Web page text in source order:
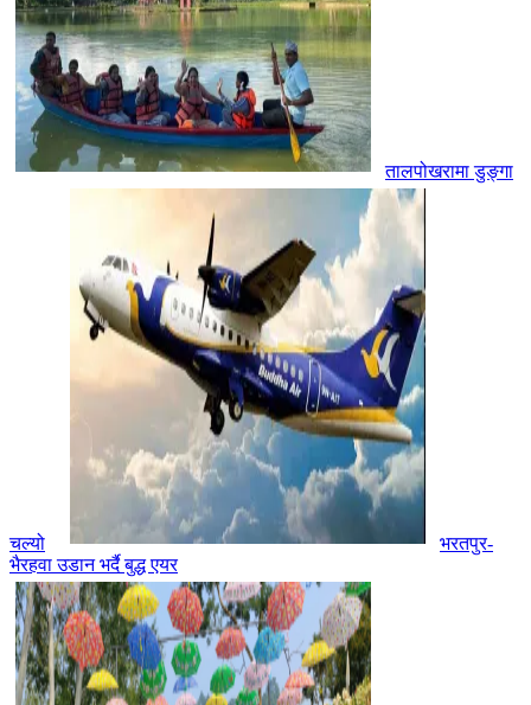
तालपोखरामा डुङ्गा
चल्यो
भरतपुर-
भैरहवा उडान भर्दै बुद्ध एयर